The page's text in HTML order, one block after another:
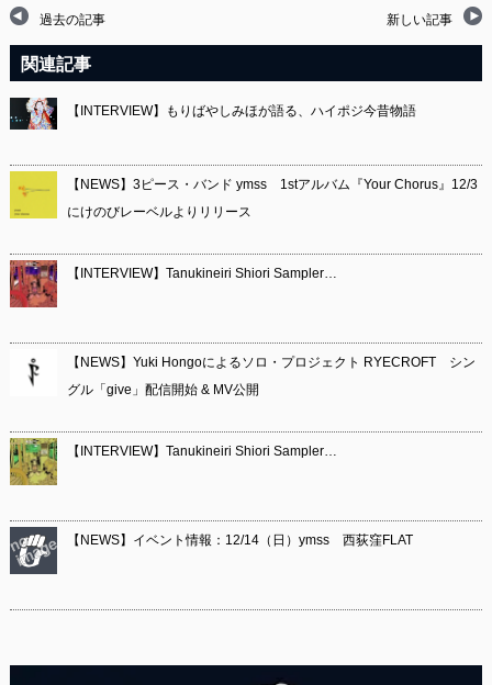
過去の記事 新しい記事
関連記事
【INTERVIEW】もりばやしみほが語る、ハイポジ今昔物語
【NEWS】3ピース・バンド ymss 1stアルバム『Your Chorus』12/3
にけのびレーベルよりリリース
【INTERVIEW】Tanukineiri Shiori Sampler…
【NEWS】Yuki Hongoによるソロ・プロジェクト RYECROFT シン
グル「give」配信開始 & MV公開
【INTERVIEW】Tanukineiri Shiori Sampler…
【NEWS】イベント情報：12/14（日）ymss 西荻窪FLAT